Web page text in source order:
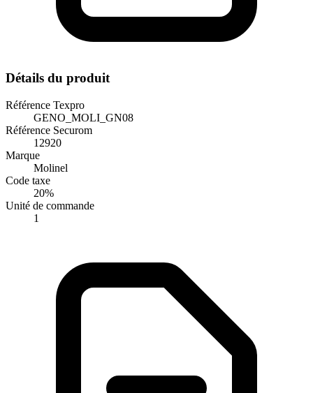
Détails du produit
Référence Texpro
GENO_MOLI_GN08
Référence Securom
12920
Marque
Molinel
Code taxe
20%
Unité de commande
1